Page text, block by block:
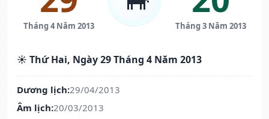
Tháng 4 Năm 2013 Tháng 3 Năm 2013
☀️ Thứ Hai, Ngày 29 Tháng 4 Năm 2013
Dương lịch:29/04/2013
Âm lịch:20/03/2013